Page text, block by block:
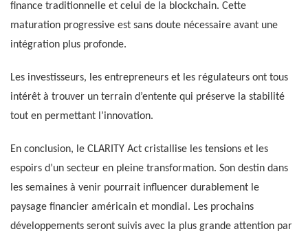
finance traditionnelle et celui de la blockchain. Cette
maturation progressive est sans doute nécessaire avant une
intégration plus profonde.
Les investisseurs, les entrepreneurs et les régulateurs ont tous
intérêt à trouver un terrain d’entente qui préserve la stabilité
tout en permettant l’innovation.
En conclusion, le CLARITY Act cristallise les tensions et les
espoirs d’un secteur en pleine transformation. Son destin dans
les semaines à venir pourrait influencer durablement le
paysage financier américain et mondial. Les prochains
développements seront suivis avec la plus grande attention par